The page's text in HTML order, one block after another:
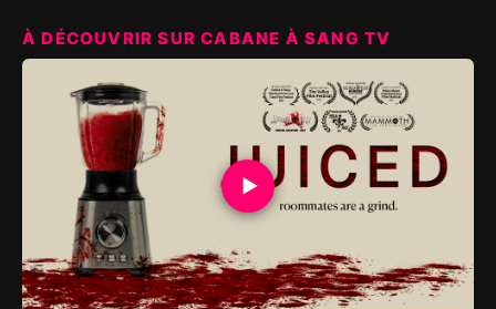
À DÉCOUVRIR SUR CABANE À SANG TV
▶